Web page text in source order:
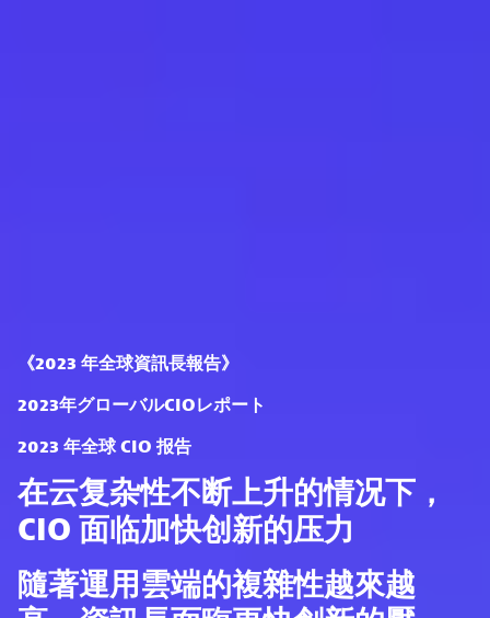
《2023 年全球資訊長報告》
2023年グローバルCIOレポート
2023 年全球 CIO 报告
在云复杂性不断上升的情况下，
CIO 面临加快创新的压力
隨著運用雲端的複雜性越來越